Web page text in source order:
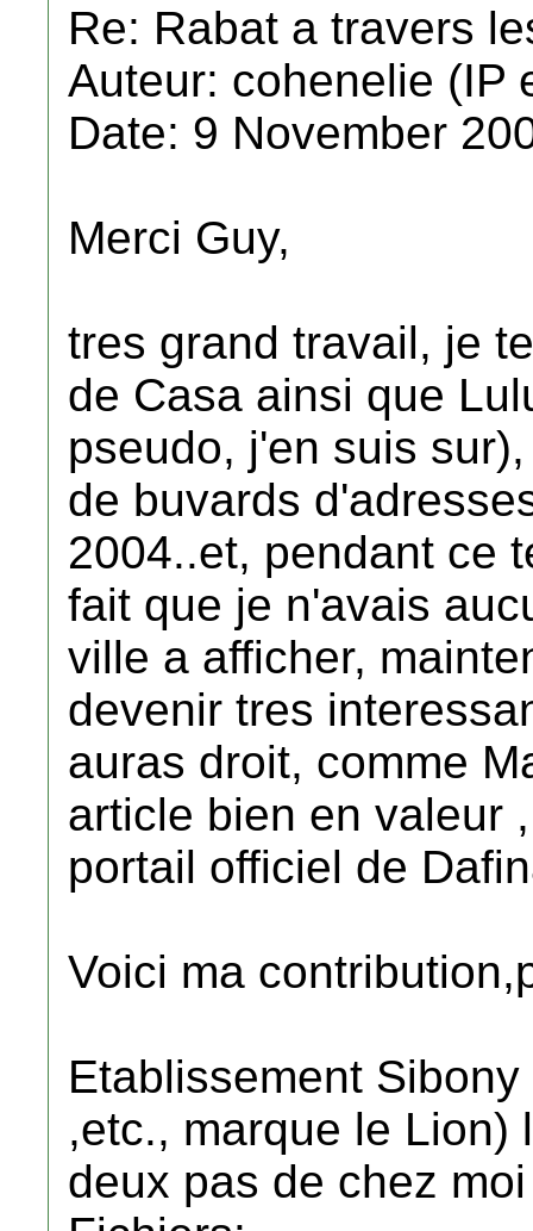
Re: Rabat a travers
Auteur: cohenelie (IP
Date: 9 November
Merci Guy,
tres grand travail, je
de Casa ainsi que
pseudo, j'en suis
de buvards
2004..et, pendant ce
fait que je n'avais
ville a afficher,
devenir tres
auras droit, comme
article bien en valeur
portail officiel de
Voici ma
Etablissement
,etc., marque le Lion)
deux pas de chez